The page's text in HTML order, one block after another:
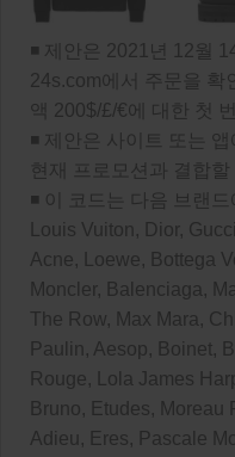
◾ 제안은 2021년 12월
24s.com에서 주문을 확
액 200$/£/€에 대한 첫
◾ 제안은 사이트 또는
현재 프로모션과 결합
◾ 이 코드는 다음 브랜
Louis Vuiton, Dior,
Acne, Loewe, Bottega
Moncler, Balenciaga,
The Row, Max Mara,
Paulin, Aesop, Boinet,
Rouge, Lola James
Bruno, Etudes, Moreau
Adieu, Eres, Pascale